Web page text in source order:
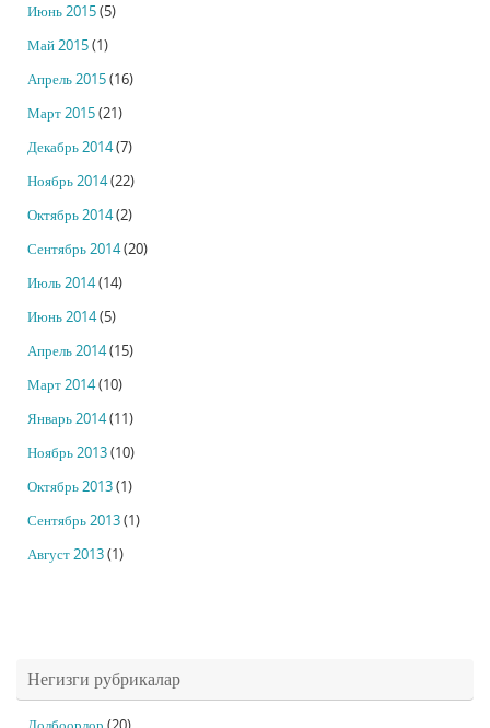
Июнь 2015(5)
Май 2015(1)
Апрель 2015(16)
Март 2015(21)
Декабрь 2014(7)
Ноябрь 2014(22)
Октябрь 2014(2)
Сентябрь 2014(20)
Июль 2014(14)
Июнь 2014(5)
Апрель 2014(15)
Март 2014(10)
Январь 2014(11)
Ноябрь 2013(10)
Октябрь 2013(1)
Сентябрь 2013(1)
Август 2013(1)
Негизги рубрикалар